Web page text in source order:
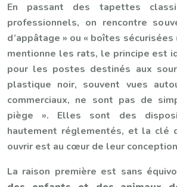
En passant des tapettes
professionnels, on rencontre
d’appâtage » ou « boîtes
mentionne les rats, le principe est
pour les postes destinés aux
plastique noir, souvent vues
commerciaux, ne sont pas de
piège ». Elles sont des
hautement réglementés, et la clé
ouvrir est au cœur de leur
La raison première est sans